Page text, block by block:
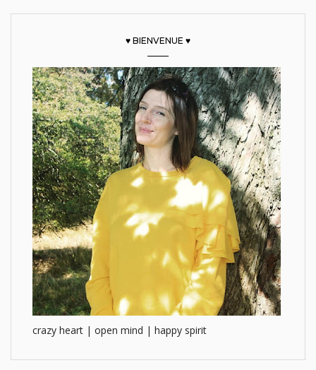
♥ BIENVENUE ♥
crazy heart | open mind | happy spirit